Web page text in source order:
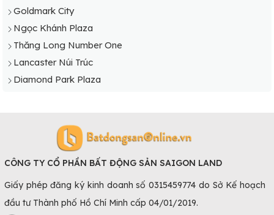
Goldmark City
Ngọc Khánh Plaza
Thăng Long Number One
Lancaster Núi Trúc
Diamond Park Plaza
CÔNG TY CỔ PHẦN BẤT ĐỘNG SẢN SAIGON LAND
Giấy phép đăng ký kinh doanh số 0315459774 do Sở Kế hoạch
đầu tư Thành phố Hồ Chí Minh cấp 04/01/2019.